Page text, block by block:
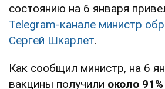
состоянию на 6 января
Telegram-канале министр
Сергей Шкарлет.
Как сообщил министр, на 6
вакцины получили около